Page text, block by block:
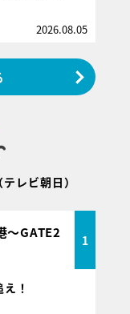
2026.08.05
（テレビ朝日）
～GATE2
1
！